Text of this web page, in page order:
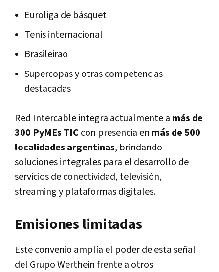
Euroliga de básquet
Tenis internacional
Brasileirao
Supercopas y otras competencias
destacadas
Red Intercable integra actualmente a más de
300 PyMEs TIC con presencia en más de 500
localidades argentinas, brindando
soluciones integrales para el desarrollo de
servicios de conectividad, televisión,
streaming y plataformas digitales.
Emisiones limitadas
Este convenio amplía el poder de esta señal
del Grupo Werthein frente a otros